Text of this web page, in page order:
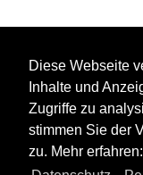
Diese Webseite
Inhalte und
Zugriffe zu
stimmen Sie der
zu. Mehr erfahren: